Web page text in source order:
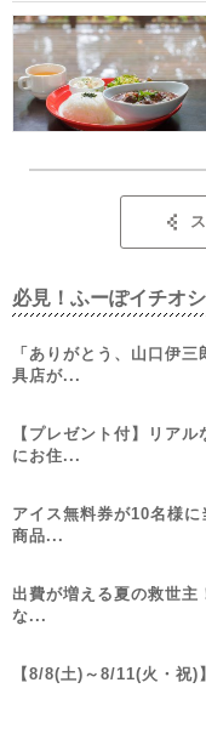
必見！ふーぽイチオ
「ありがとう、山口伊
具店が...
【プレゼント付】リア
にお住...
アイス無料券が10名様
商品...
出費が増える夏の救世
な...
【8/8(土)～8/11(火・祝